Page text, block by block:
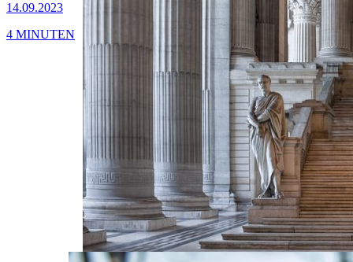
14.09.2023
4 MINUTEN